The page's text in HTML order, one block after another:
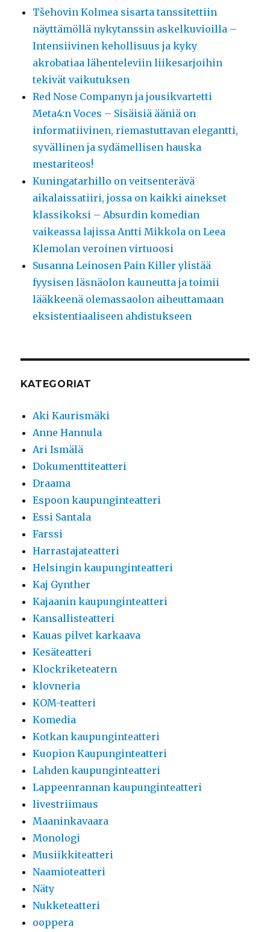
Tšehovin Kolmea sisarta tanssitettiin
näyttämöllä nykytanssin askelkuvioilla –
Intensiivinen kehollisuus ja kyky
akrobatiaa lähenteleviin liikesarjoihin
tekivät vaikutuksen
Red Nose Companyn ja jousikvartetti
Meta4:n Voces – Sisäisiä ääniä on
informatiivinen, riemastuttavan elegantti,
syvällinen ja sydämellisen hauska
mestariteos!
Kuningatarhillo on veitsenterävä
aikalaissatiiri, jossa on kaikki ainekset
klassikoksi – Absurdin komedian
vaikeassa lajissa Antti Mikkola on Leea
Klemolan veroinen virtuoosi
Susanna Leinosen Pain Killer ylistää
fyysisen läsnäolon kauneutta ja toimii
lääkkeenä olemassaolon aiheuttamaan
eksistentiaaliseen ahdistukseen
KATEGORIAT
Aki Kaurismäki
Anne Hannula
Ari Ismälä
Dokumenttiteatteri
Draama
Espoon kaupunginteatteri
Essi Santala
Farssi
Harrastajateatteri
Helsingin kaupunginteatteri
Kaj Gynther
Kajaanin kaupunginteatteri
Kansallisteatteri
Kauas pilvet karkaava
Kesäteatteri
Klockriketeatern
klovneria
KOM-teatteri
Komedia
Kotkan kaupunginteatteri
Kuopion Kaupunginteatteri
Lahden kaupunginteatteri
Lappeenrannan kaupunginteatteri
livestriimaus
Maaninkavaara
Monologi
Musiikkiteatteri
Naamioteatteri
Näty
Nukketeatteri
ooppera